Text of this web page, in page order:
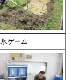
氷ゲーム